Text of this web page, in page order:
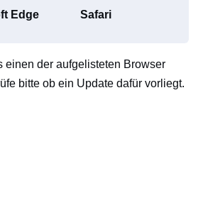
Edge Safari
einen der aufgelisteten Browser
bitte ob ein Update dafür vorliegt.